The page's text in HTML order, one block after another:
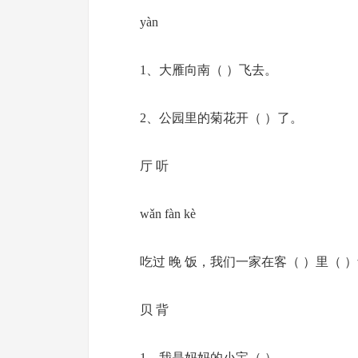
yàn
1、大雁向南（ ）飞去。
2、公园里的菊花开（ ）了。
厅 听
wǎn fàn kè
吃过 晚 饭，我们一家在客（ ）里（
贝 背